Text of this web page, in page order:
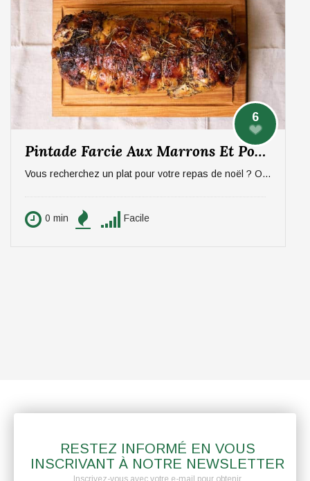
6
Pintade Farcie Aux Marrons Et Pommes, Sauce Aux Morilles
Vous recherchez un plat pour votre repas de noël ? On vous propose un plat qui épatera vos invités, digne d'un repas de fête ! La pintade farcie aux marrons et pommes, sauce aux morilles. Pour 6 personnes.
0 min Facile
RESTEZ INFORMÉ EN VOUS
INSCRIVANT À NOTRE NEWSLETTER
Inscrivez-vous avec votre e-mail pour obtenir